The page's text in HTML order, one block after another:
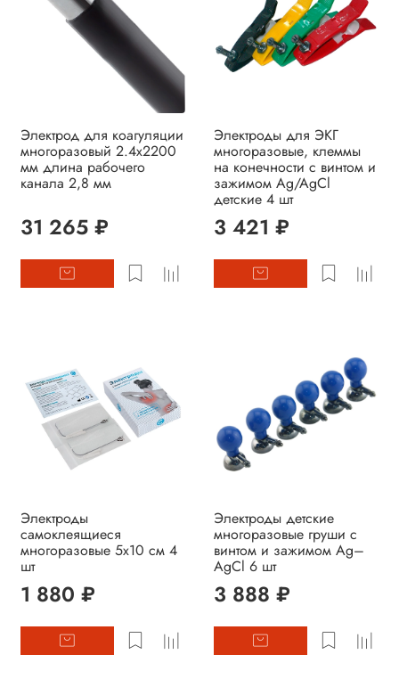
Электрод для коагуляции
многоразовый 2.4х2200
мм длина рабочего
канала 2,8 мм
31 265 ₽
Электроды для ЭКГ
многоразовые, клеммы
на конечности с винтом и
зажимом Ag/AgCl
детские 4 шт
3 421 ₽
Электроды
самоклеящиеся
многоразовые 5х10 см 4
шт
1 880 ₽
Электроды детские
многоразовые груши с
винтом и зажимом Ag–
AgCl 6 шт
3 888 ₽